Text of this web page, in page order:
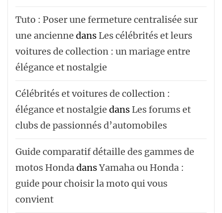
Tuto : Poser une fermeture centralisée sur
une ancienne dans Les célébrités et leurs
voitures de collection : un mariage entre
élégance et nostalgie
Célébrités et voitures de collection :
élégance et nostalgie dans Les forums et
clubs de passionnés d’automobiles
Guide comparatif détaille des gammes de
motos HondadansYamaha ou Honda :
guide pour choisir la moto qui vous
convient